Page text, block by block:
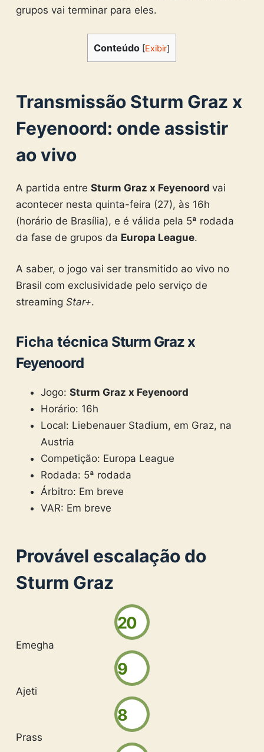
grupos vai terminar para eles.
Conteúdo [Exibir]
Transmissão Sturm Graz x
Feyenoord: onde assistir
ao vivo
A partida entre Sturm Graz x Feyenoord vai
acontecer nesta quinta-feira (27), às 16h
(horário de Brasília), e é válida pela 5ª rodada
da fase de grupos da Europa League.
A saber, o jogo vai ser transmitido ao vivo no
Brasil com exclusividade pelo serviço de
streaming Star+.
Ficha técnica Sturm Graz x
Feyenoord
Jogo:Sturm Graz x Feyenoord
Horário: 16h
Local: Liebenauer Stadium, em Graz, na
Austria
Competição: Europa League
Rodada: 5ª rodada
Árbitro: Em breve
VAR: Em breve
Provável escalação do
Sturm Graz
20
Emegha
9
Ajeti
8
Prass